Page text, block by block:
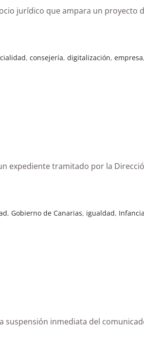
jurídico que ampara un proyecto
,consejería,digitalización,empresa,
expediente tramitado por la
, Gobierno de Canarias, igualdad,
suspensión inmediata del